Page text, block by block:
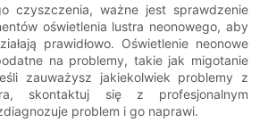
czyszczenia, ważne jest sprawdzenie
oświetlenia lustra neonowego, aby
prawidłowo. Oświetlenie neonowe
na problemy, takie jak migotanie
zauważysz jakiekolwiek problemy z
skontaktuj się z profesjonalnym
problem i go naprawi.